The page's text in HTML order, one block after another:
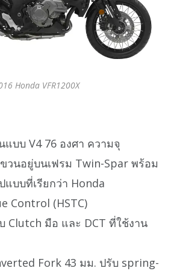
Honda VFR1200X
แบบ V4 76 องศา ความจุ
วนอยู่บนเฟรม Twin-Spar พร้อม
บบที่เรียกว่า Honda
Control (HSTC)
Clutch มือ และ DCT ที่ใช้งาน
Fork 43 มม. ปรับ spring-